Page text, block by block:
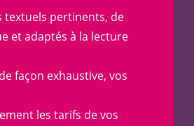
textuels pertinents, de
et adaptés à la lecture
façon exhaustive, vos
les tarifs de vos